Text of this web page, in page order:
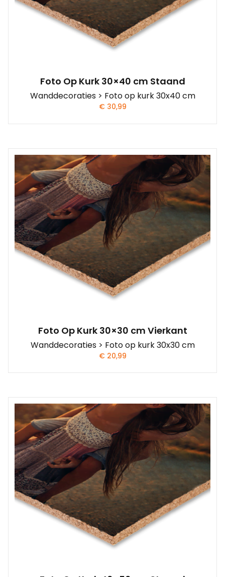
Foto Op Kurk 30×40 cm Staand
Wanddecoraties > Foto op kurk 30x40 cm
€30,99
Foto Op Kurk 30×30 cm Vierkant
Wanddecoraties > Foto op kurk 30x30 cm
€20,99